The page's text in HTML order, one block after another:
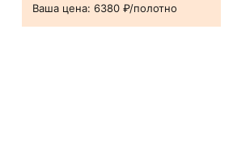
Ваша цена: 6380 ₽/полотно